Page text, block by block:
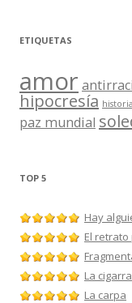
ETIQUETAS
amor
hipocresía historia
paz mundial
TOP 5
Hay
El
La cigarra
La carpa